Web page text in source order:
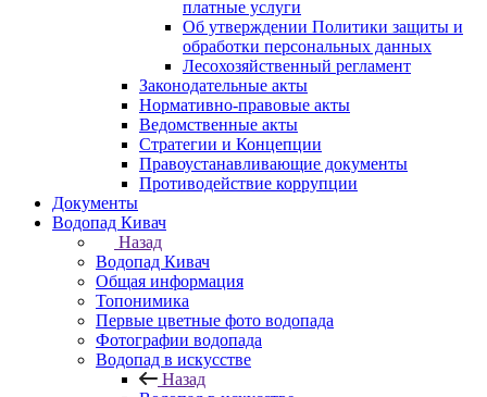
платные услуги
Об утверждении Политики защиты и
обработки персональных данных
Лесохозяйственный регламент
Законодательные акты
Нормативно-правовые акты
Ведомственные акты
Стратегии и Концепции
Правоустанавливающие документы
Противодействие коррупции
Документы
Водопад Кивач
Назад
Водопад Кивач
Общая информация
Топонимика
Первые цветные фото водопада
Фотографии водопада
Водопад в искусстве
Назад